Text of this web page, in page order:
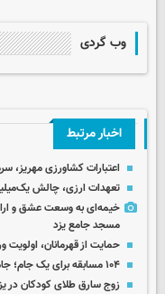
وب گردی
اخبار مرتبط
اعتبارات کشاورزی مهریز،
تعهدات ارزی، چالش
خیمه‌ای به وسعت عشق و
مسجد جامع یزد
حمایت از قهرمانان،
۱۰۴ مسابقه برای یک جام؛ جام جهانی ۴۸ تیمی زیر ذره‌بین اعداد
زوج سارق طلای کودکان در